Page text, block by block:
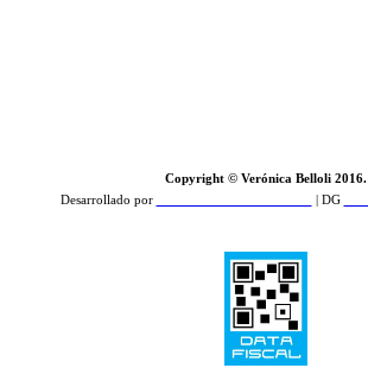
Copyright © Verónica Belloli 2016.
Desarrollado por
| DG